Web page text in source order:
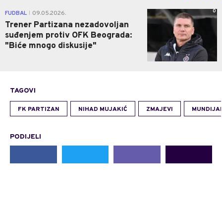
FUDBAL 09.05.2026.
Trener Partizana nezadovoljan
suđenjem protiv OFK Beograda:
"Biće mnogo diskusije"
0
TAGOVI
FK PARTIZAN NIHAD MUJAKIĆ ZMAJEVI
PODIJELI